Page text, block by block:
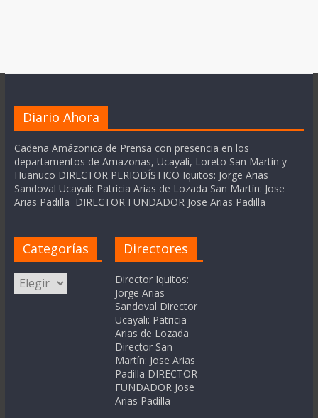
Diario Ahora
Cadena Amázonica de Prensa con presencia en los
departamentos de Amazonas, Ucayali, Loreto San Martín y
Huanuco DIRECTOR PERIODÍSTICO Iquitos: Jorge Arias
Sandoval Ucayali: Patricia Arias de Lozada San Martín: Jose
Arias Padilla DIRECTOR FUNDADOR Jose Arias Padilla
Categorías
Categorías
Directores
Director Iquitos:
Jorge Arias
Sandoval Director
Ucayali: Patricia
Arias de Lozada
Director San
Martín: Jose Arias
Padilla DIRECTOR
FUNDADOR Jose
Arias Padilla